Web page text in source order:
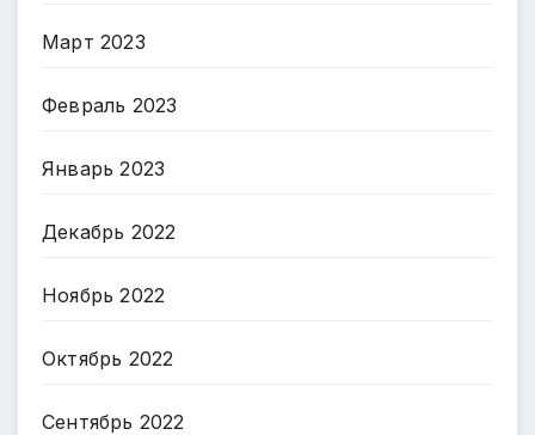
Март 2023
Февраль 2023
Январь 2023
Декабрь 2022
Ноябрь 2022
Октябрь 2022
Сентябрь 2022